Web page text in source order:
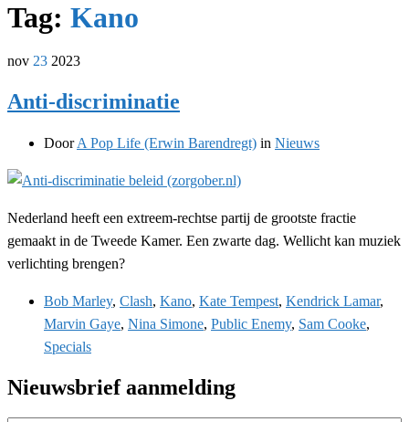
Tag: Kano
nov 23 2023
Anti-discriminatie
DoorA Pop Life (Erwin Barendregt) in Nieuws
Nederland heeft een extreem-rechtse partij de grootste fractie
gemaakt in de Tweede Kamer. Een zwarte dag. Wellicht kan muziek
verlichting brengen?
Bob Marley, Clash, Kano, Kate Tempest, Kendrick Lamar,
Marvin Gaye, Nina Simone, Public Enemy, Sam Cooke,
Specials
Nieuwsbrief aanmelding